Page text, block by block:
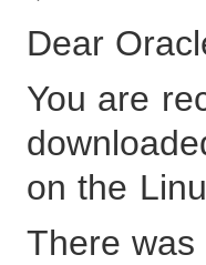
Dear
You are
on the
There